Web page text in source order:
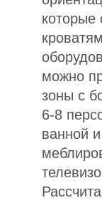
которые
можно
зоны с
6-8
ванной